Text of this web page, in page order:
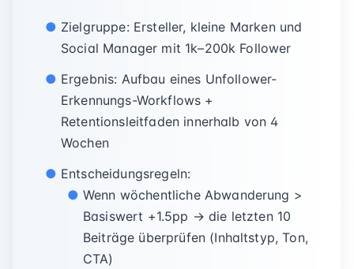
Zielgruppe: Ersteller, kleine Marken und
Social Manager mit 1k–200k Follower
Ergebnis: Aufbau eines Unfollower-
Erkennungs-Workflows +
Retentionsleitfaden innerhalb von 4
Wochen
Entscheidungsregeln:
Wenn wöchentliche Abwanderung >
Basiswert +1.5pp → die letzten 10
Beiträge überprüfen (Inhaltstyp, Ton,
CTA)